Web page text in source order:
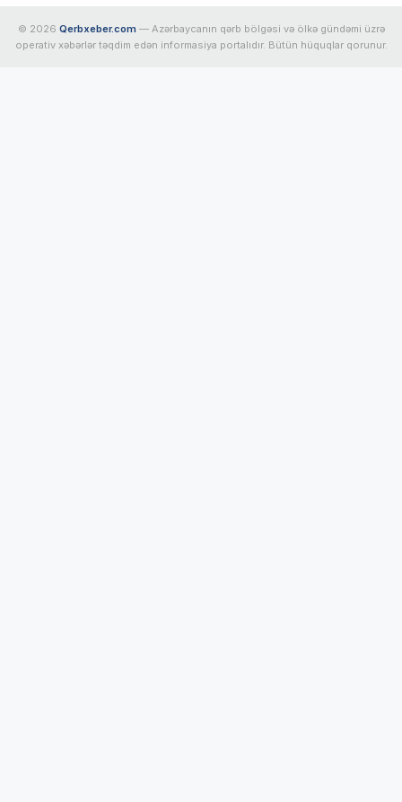
© 2026 Qerbxeber.com — Azərbaycanın qərb bölgəsi və ölkə gündəmi üzrə
operativ xəbərlər təqdim edən informasiya portalıdır. Bütün hüquqlar qorunur.